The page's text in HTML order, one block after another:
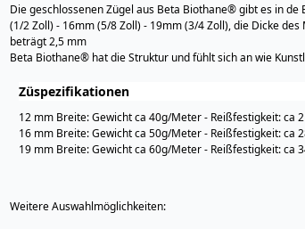
Die geschlossenen Zügel aus Beta Biothane® gibt es in de
(1/2 Zoll) - 16mm (5/8 Zoll) - 19mm (3/4 Zoll), die Dicke des
beträgt 2,5 mm
Beta Biothane® hat die Struktur und fühlt sich an wie
Züspezifikationen
12 mm Breite: Gewicht ca 40g/Meter - Reißfestigkeit: ca
16 mm Breite: Gewicht ca 50g/Meter - Reißfestigkeit: ca
19 mm Breite: Gewicht ca 60g/Meter - Reißfestigkeit: ca
Weitere Auswahlmöglichkeiten: